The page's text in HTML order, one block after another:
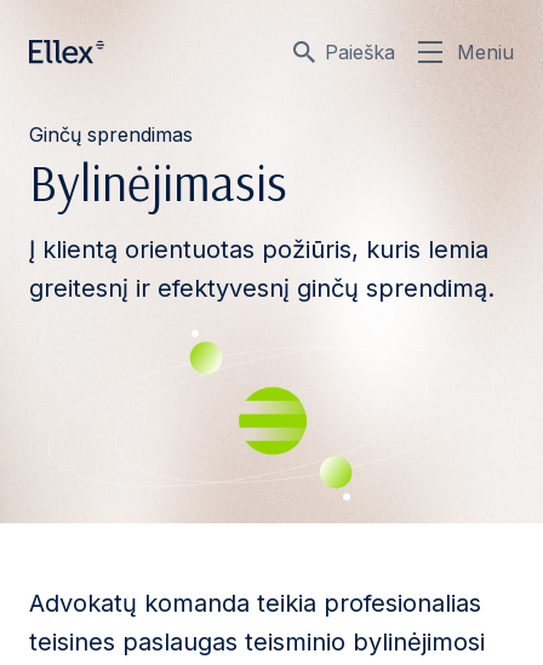
Paieška Meniu
Ginčų sprendimas
Bylinėjimasis
Į klientą orientuotas požiūris, kuris lemia
greitesnį ir efektyvesnį ginčų sprendimą.
Advokatų komanda teikia profesionalias
teisines paslaugas teisminio bylinėjimosi